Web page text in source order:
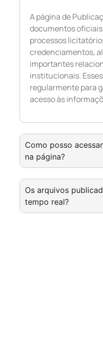
A página de
documentos
processos
credenciamentos,
importantes
institucionais.
regularmente para
acesso às
Como posso
na página?
Os arquivos
tempo real?